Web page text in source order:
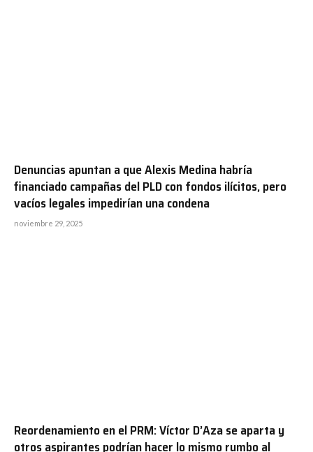
Denuncias apuntan a que Alexis Medina habría
financiado campañas del PLD con fondos ilícitos, pero
vacíos legales impedirían una condena
noviembre 29, 2025
Reordenamiento en el PRM: Víctor D’Aza se aparta y
otros aspirantes podrían hacer lo mismo rumbo al